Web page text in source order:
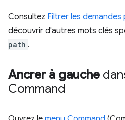
Consultez Filtrer les
découvrir d'autres mots clés
path .
Ancrer à gauche
Command